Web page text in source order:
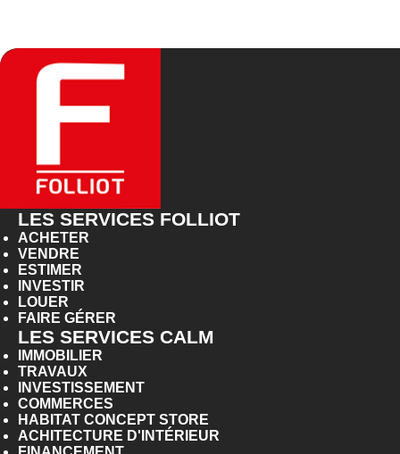
LES SERVICES FOLLIOT
ACHETER
VENDRE
ESTIMER
INVESTIR
LOUER
FAIRE GÉRER
LES SERVICES CALM
IMMOBILIER
TRAVAUX
INVESTISSEMENT
COMMERCES
HABITAT CONCEPT STORE
ACHITECTURE D'INTÉRIEUR